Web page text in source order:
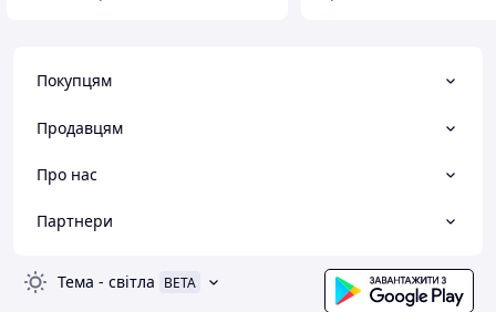
Покупцям
Продавцям
Про нас
Партнери
Тема - світла BETA